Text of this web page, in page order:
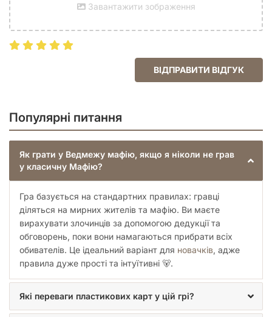
Завантажити зображення
ВІДПРАВИТИ ВІДГУК
Популярні питання
Як грати у Ведмежу мафію, якщо я ніколи не грав
у класичну Мафію?
Гра базується на стандартних правилах: гравці
діляться на мирних жителів та мафію. Ви маєте
вирахувати злочинців за допомогою дедукції та
обговорень, поки вони намагаються прибрати всіх
обивателів. Це ідеальний варіант для новачків, адже
правила дуже прості та інтуїтивні 🐻.
Які переваги пластикових карт у цій грі?